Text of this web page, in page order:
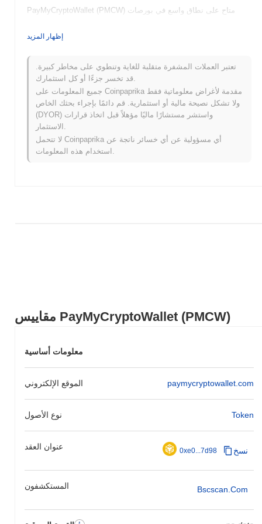
مقاييس PayMyCryptoWallet (PMCW)
معلومات أساسية
الموقع الإلكتروني paymycryptowallet.com
نوع الأصول Token
عنوان العقد 0xe0...7d98 نسخ
المستكشفون Bscscan.com
PayMyCryptoWallet (PMCW) متاح على نطاق واسع في بورصات
ما هو تاريخ نطاق السعر لـ PayMyCryptoWallet؟
أعلى سعر على الإطلاق (ATH):$1.33
إظهار المزيد
تعتبر العملات المشفرة متقلبة للغاية وتنطوي على مخاطر كبيرة.
قد تخسر جزءًا أو كل استثمارك.
جميع المعلومات على Coinpaprika مقدمة لأغراض معلوماتية فقط
ولا تشكل نصيحة مالية أو استثمارية. قم دائمًا بإجراء بحثك الخاص
(DYOR) واستشر مستشارًا ماليًا مؤهلاً قبل اتخاذ قرارات
لا تتحمل Coinpaprika أي مسؤولية عن أي خسائر ناتجة عن